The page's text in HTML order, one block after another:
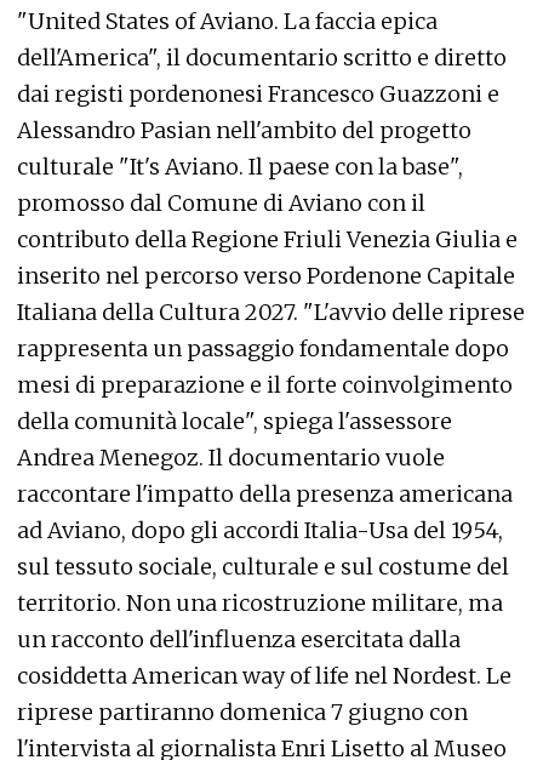
"United States of Aviano. La faccia epica
dell'America", il documentario scritto e diretto
dai registi pordenonesi Francesco Guazzoni e
Alessandro Pasian nell'ambito del progetto
culturale "It's Aviano. Il paese con la base",
promosso dal Comune di Aviano con il
contributo della Regione Friuli Venezia Giulia e
inserito nel percorso verso Pordenone Capitale
Italiana della Cultura 2027. "L'avvio delle riprese
rappresenta un passaggio fondamentale dopo
mesi di preparazione e il forte coinvolgimento
della comunità locale", spiega l'assessore
Andrea Menegoz. Il documentario vuole
raccontare l'impatto della presenza americana
ad Aviano, dopo gli accordi Italia-Usa del 1954,
sul tessuto sociale, culturale e sul costume del
territorio. Non una ricostruzione militare, ma
un racconto dell'influenza esercitata dalla
cosiddetta American way of life nel Nordest. Le
riprese partiranno domenica 7 giugno con
l'intervista al giornalista Enri Lisetto al Museo